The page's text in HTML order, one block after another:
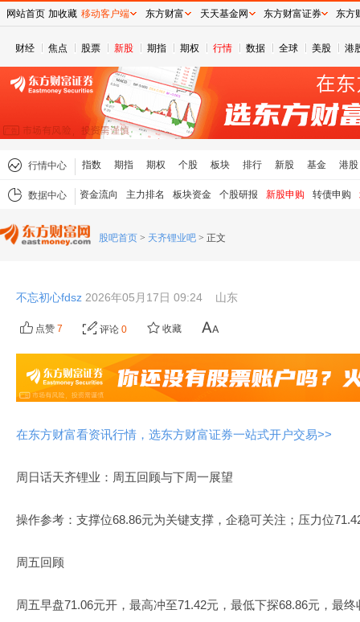
财经 焦点 股票 新股 期指 期权 行情 数据 全球 美股 港
行情中心 指数 期指 期权 个股 板块 排行 新股 基金 港股
数据中心 资金流向 主力排名 板块资金 个股研报 新股申购 转债申购
股吧首页 > 天齐锂业吧 > 正文
不忘初心fdsz 2026年05月17日 09:24 山东
点赞 7 评论 0 收藏
在东方财富看资讯行情，选东方财富证券一站式开户交易>>
周日话天齐锂业：周五回顾与下周一展望
操作参考：支撑位68.86元为关键支撑，企稳可关注；压力位
周五回顾
周五早盘71.06元开，最高冲至71.42元，最低下探68.86元，最
网站首页 加收藏 移动客户端 东方财富 天天基金网 东方财富证券 东方